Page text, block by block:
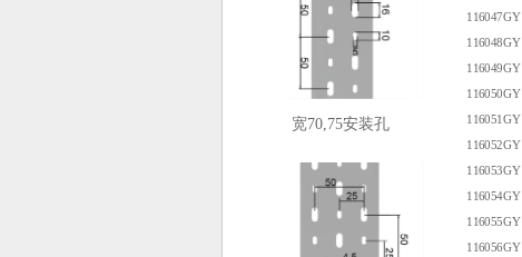
宽70,75安装孔
116047GY
116048GY
116049GY
116050GY
116051GY
116052GY
116053GY
116054GY
116055GY
116056GY